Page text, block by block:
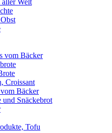
aller Welt
vom Bäcker
Croissant
Bäcker
und Snäckebrot
Tofu